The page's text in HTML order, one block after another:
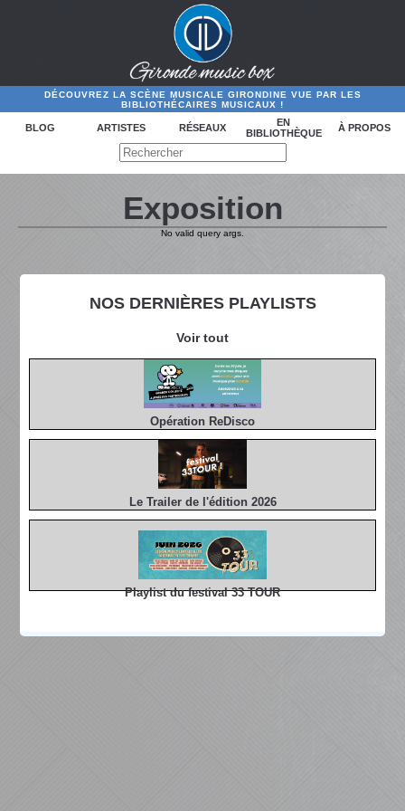
DÉCOUVREZ LA SCÈNE MUSICALE GIRONDINE VUE PAR LES
BIBLIOTHÉCAIRES MUSICAUX !
BLOG ARTISTES RÉSEAUX
EN
BIBLIOTHÈQUE
À PROPOS
NOS DERNIÈRES PLAYLISTS
Voir tout
Opération ReDisco
Le Trailer de l'édition 2026
Playlist du festival 33 TOUR
Exposition
No valid query args.